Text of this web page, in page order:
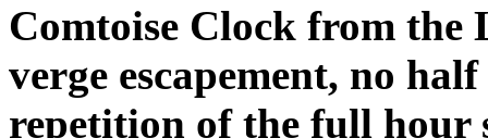
Comtoise Clock from the
verge escapement, no
repetition of the full hour